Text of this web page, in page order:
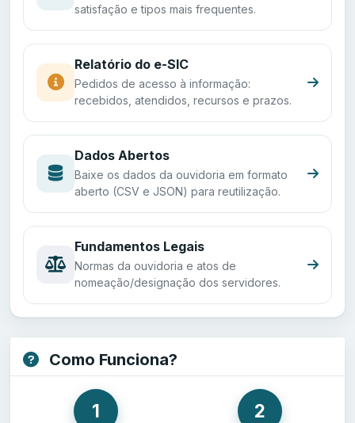
satisfação e tipos mais frequentes.
Relatório do e-SIC
Pedidos de acesso à informação:
recebidos, atendidos, recursos e prazos.
Dados Abertos
Baixe os dados da ouvidoria em formato
aberto (CSV e JSON) para reutilização.
Fundamentos Legais
Normas da ouvidoria e atos de
nomeação/designação dos servidores.
Como Funciona?
1 2